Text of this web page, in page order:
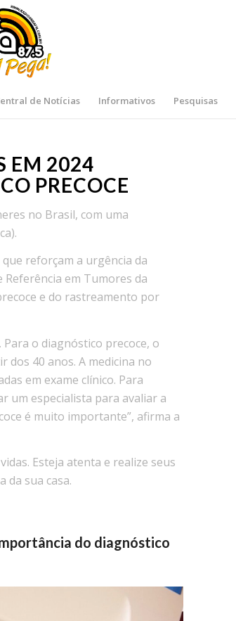
de Notícias Informativos Pesquisas
EM 2024
PRECOCE
no Brasil, com uma
reforçam a urgência da
Referência em Tumores da
e do rastreamento por
o diagnóstico precoce, o
dos 40 anos. A medicina no
em exame clínico. Para
um especialista para avaliar a
é muito importante”, afirma a
Esteja atenta e realize seus
da sua casa.
do diagnóstico